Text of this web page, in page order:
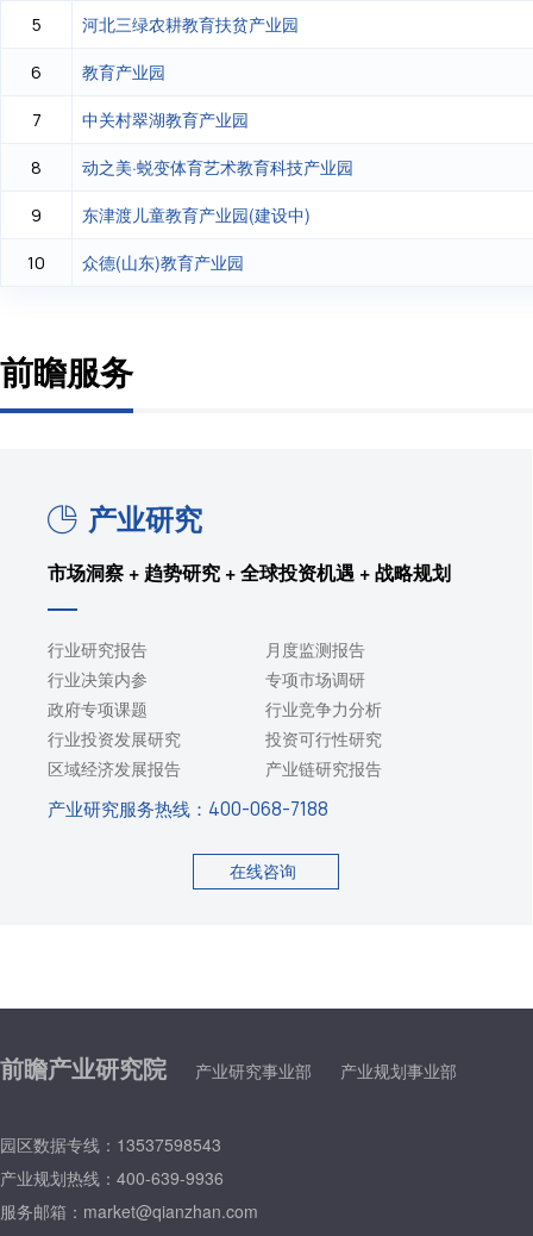
5 河北三绿农耕教育扶贫产业园
6 教育产业园
7 中关村翠湖教育产业园
8 动之美·蜕变体育艺术教育科技产业园
9 东津渡儿童教育产业园(建设中)
10 众德(山东)教育产业园
前瞻服务
产业研究
市场洞察 + 趋势研究 + 全球投资机遇 + 战略规划
行业研究报告
月度监测报告
行业决策内参
专项市场调研
政府专项课题
行业竞争力分析
行业投资发展研究
投资可行性研究
区域经济发展报告
产业链研究报告
产业研究服务热线： 400-068-7188
在线咨询
前瞻产业研究院 产业研究事业部 产业规划事业部
园区数据专线：13537598543
产业规划热线：400-639-9936
服务邮箱：market@qianzhan.com